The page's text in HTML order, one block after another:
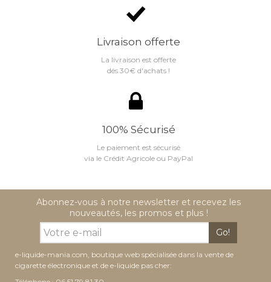
Livraison offerte
La livraison est offerte
dés 30€ d'achats !
100% Sécurisé
Le paiement est sécurisé
via le Crédit Agricole ou PayPal
Abonnez-vous à notre newsletter et recevez les
nouveautés, les promos et plus !
Go!
e-liquide-mania.com, boutique web spécialisée dans la vente de
cigarette électronique et de e-liquide pas cher: